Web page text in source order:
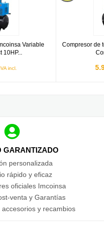
Variable
IVA incl.
Compresor de
GARANTIZADO
personalizada
rápido y eficaz
oficiales Imcoinsa
venta y Garantías
accesorios y recambios